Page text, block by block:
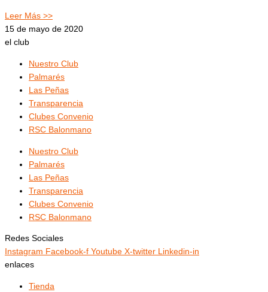
Leer Más >>
15 de mayo de 2020
el club
Nuestro Club
Palmarés
Las Peñas
Transparencia
Clubes Convenio
RSC Balonmano
Nuestro Club
Palmarés
Las Peñas
Transparencia
Clubes Convenio
RSC Balonmano
Redes Sociales
Instagram Facebook-f Youtube X-twitter Linkedin-in
enlaces
Tienda